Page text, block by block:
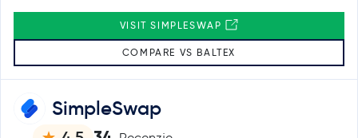
SimpleSwap
VISIT SIMPLESWAP
COMPARE VS BALTEX